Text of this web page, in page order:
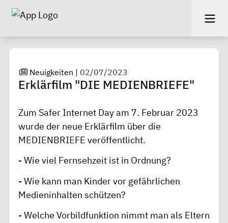
Neuigkeiten |02/07/2023
Erklärfilm "DIE MEDIENBRIEFE"
Zum Safer Internet Day am 7. Februar 2023
wurde der neue Erklärfilm über die
MEDIENBRIEFE veröffentlicht.
- Wie viel Fernsehzeit ist in Ordnung?
- Wie kann man Kinder vor gefährlichen
Medieninhalten schützen?
- Welche Vorbildfunktion nimmt man als Eltern